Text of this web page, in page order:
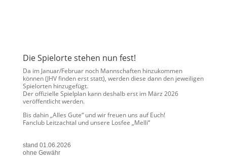
Die Spielorte stehen nun fest!
Da im Januar/Februar noch Mannschaften hinzukommen
können (JHV finden erst statt), werden diese dann den jeweiligen
Spielorten hinzugefügt.
Der offizielle Spielplan kann deshalb erst im März 2026
veröffentlicht werden.
Bis dahin „Alles Gute“ und wir freuen uns auf Euch!
Fanclub Leitzachtal und unsere Losfee „Melli“
stand 01.06.2026
ohne Gewähr